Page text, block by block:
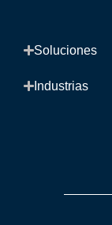
Soluciones​
Industrias​